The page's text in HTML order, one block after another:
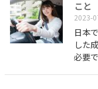
こと
2023-
日本
した
必要